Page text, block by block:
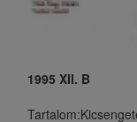
1995 XII. B
Tartalom: